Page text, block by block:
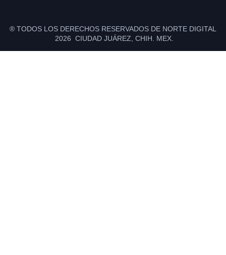
® TODOS LOS DERECHOS RESERVADOS DE NORTE DIGITAL
2026 CIUDAD JUÁREZ, CHIH. MEX.